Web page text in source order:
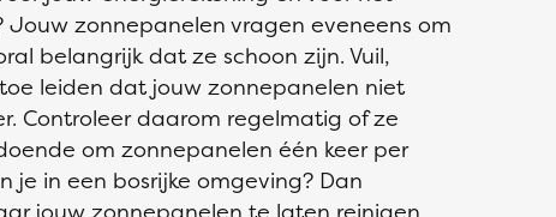
Jouw zonnepanelen vragen eveneens om
belangrijk dat ze schoon zijn. Vuil,
leiden dat jouw zonnepanelen niet
Controleer daarom regelmatig of ze
om zonnepanelen één keer per
je in een bosrijke omgeving? Dan